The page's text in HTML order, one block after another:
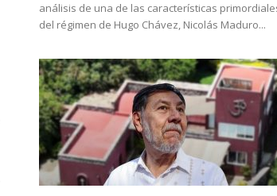
análisis de una de las características
del régimen de Hugo Chávez, Nicolás Maduro...